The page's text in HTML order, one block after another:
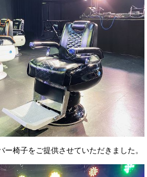
椅子をご提供させていただきました。